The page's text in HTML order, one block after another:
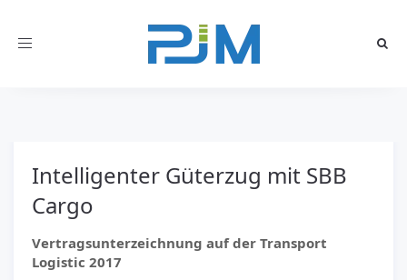
Toggle
Intelligenter Güterzug mit SBB
Cargo
Vertragsunterzeichnung auf der Transport
Logistic 2017